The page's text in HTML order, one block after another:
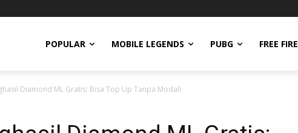
POPULAR MOBILE LEGENDS PUBG FREE FIRE
Diamond ML Gratis: Bisa Top Up Tanpa Modal!